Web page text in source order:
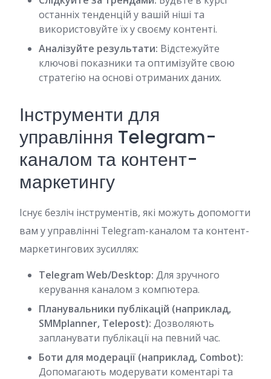
останніх тенденцій у вашій ніші та
використовуйте їх у своєму контенті.
Аналізуйте результати: Відстежуйте
ключові показники та оптимізуйте свою
стратегію на основі отриманих даних.
Інструменти для
управління Telegram-
каналом та контент-
маркетингу
Існує безліч інструментів, які можуть допомогти
вам у управлінні Telegram-каналом та контент-
маркетингових зусиллях:
Telegram Web/Desktop: Для зручного
керування каналом з компютера.
Планувальники публікацій (наприклад,
SMMplanner, Telepost): Дозволяють
запланувати публікації на певний час.
Боти для модерації (наприклад, Combot):
Допомагають модерувати коментарі та